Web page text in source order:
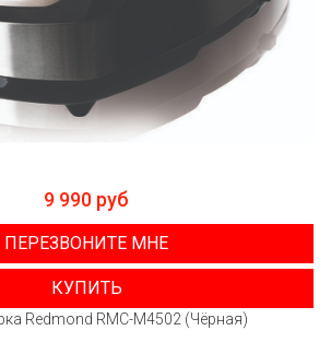
9 990 руб
ПЕРЕЗВОНИТЕ МНЕ
КУПИТЬ
Redmond RMC-M4502 (Чёрная)